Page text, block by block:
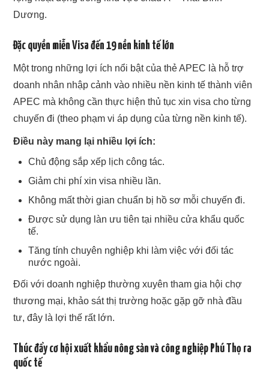
Dương.
Đặc quyền miễn Visa đến 19 nền kinh tế lớn
Một trong những lợi ích nổi bật của thẻ APEC là hỗ trợ
doanh nhân nhập cảnh vào nhiều nền kinh tế thành viên
APEC mà không cần thực hiện thủ tục xin visa cho từng
chuyến đi (theo phạm vi áp dụng của từng nền kinh tế).
Điều này mang lại nhiều lợi ích:
Chủ động sắp xếp lịch công tác.
Giảm chi phí xin visa nhiều lần.
Không mất thời gian chuẩn bị hồ sơ mỗi chuyến đi.
Được sử dụng làn ưu tiên tại nhiều cửa khẩu quốc
tế.
Tăng tính chuyên nghiệp khi làm việc với đối tác
nước ngoài.
Đối với doanh nghiệp thường xuyên tham gia hội chợ
thương mại, khảo sát thị trường hoặc gặp gỡ nhà đầu
tư, đây là lợi thế rất lớn.
Thúc đẩy cơ hội xuất khẩu nông sản và công nghiệp Phú Thọ ra
quốc tế